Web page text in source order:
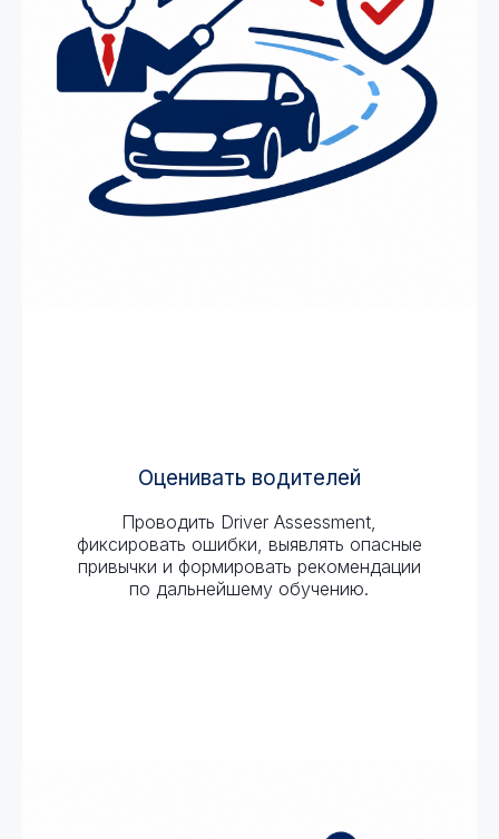
Оценивать водителей
Проводить Driver Assessment,
фиксировать ошибки, выявлять опасные
привычки и формировать рекомендации
по дальнейшему обучению.